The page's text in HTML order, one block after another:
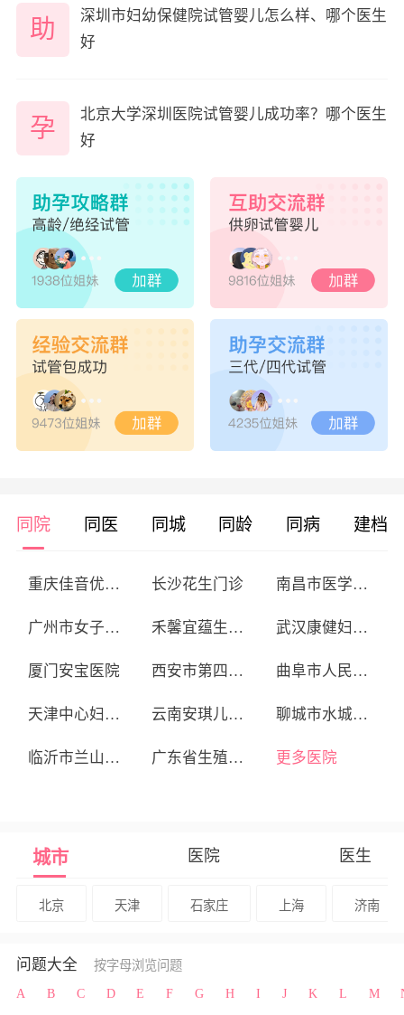
助
深圳市妇幼保健院试管婴儿怎么样、哪个医生
好
孕
北京大学深圳医院试管婴儿成功率？哪个医生
好
同院 同医 同城 同龄 同病 建档
重庆佳音优查综合门诊部 长沙花生门诊 南昌市医学科学研究所附属医院
广州市女子医院 禾馨宜蕴生殖中心 武汉康健妇婴医院
厦门安宝医院 西安市第四医院生殖医学中心 曲阜市人民医院
天津中心妇产医院 云南安琪儿妇产医院 聊城市水城妇产医院
临沂市兰山区蓝湾医院 广东省生殖医院 更多医院
城市 医院 医生
北京 天津 石家庄 上海 济南
问题大全
按字母浏览问题
A
B C D E F G H I J K L M